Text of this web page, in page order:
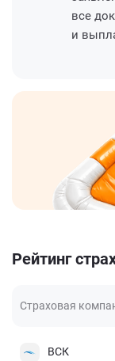
все
и
Рейтинг
Страховая
ВСК